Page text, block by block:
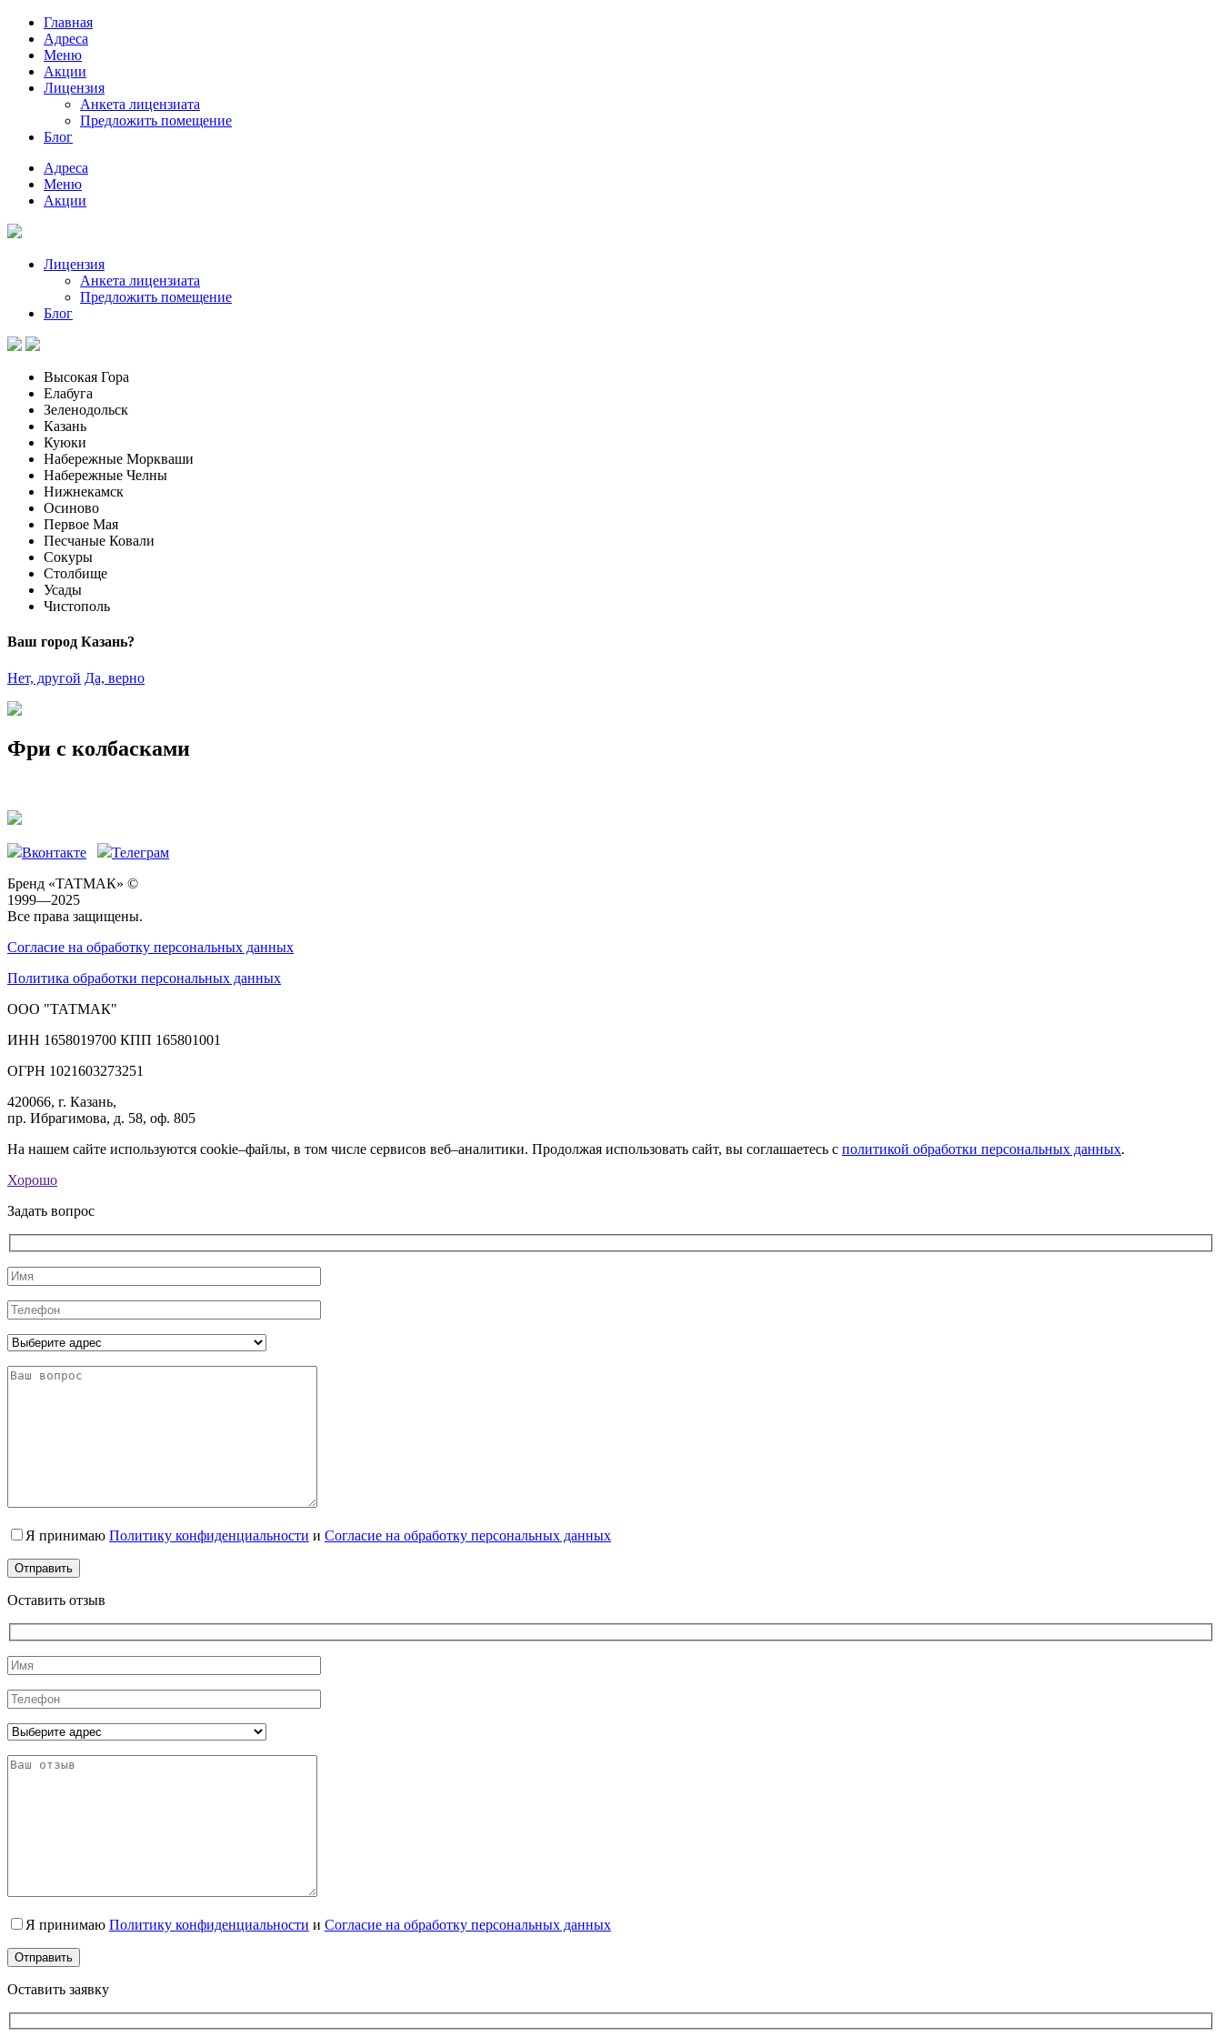
Главная
Адреса
Меню
Акции
Лицензия
Анкета лицензиата
Предложить помещение
Блог
Адреса
Меню
Акции
Лицензия
Анкета лицензиата
Предложить помещение
Блог
Высокая Гора
Елабуга
Зеленодольск
Казань
Куюки
Набережные Моркваши
Набережные Челны
Нижнекамск
Осиново
Первое Мая
Песчаные Ковали
Сокуры
Столбище
Усады
Чистополь
Ваш город Казань?
Нет, другой Да, верно
Фри с колбасками
Вконтакте
Телеграм
Бренд «ТАТМАК» ©
1999—2025
Все права защищены.
Согласие на обработку персональных данных
Политика обработки персональных данных
ООО "ТАТМАК"
ИНН 1658019700 КПП 165801001
ОГРН 1021603273251
420066, г. Казань,
пр. Ибрагимова, д. 58, оф. 805
На нашем сайте используются cookie–файлы, в том числе сервисов веб–аналитики. Продолжая использовать сайт, вы соглашаетесь с политикой обработки персональных данных.
Хорошо
Задать вопрос
Я принимаю Политику конфиденциальности и Согласие на обработку персональных данных
Оставить отзыв
Я принимаю Политику конфиденциальности и Согласие на обработку персональных данных
Оставить заявку